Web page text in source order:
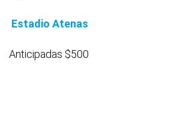
Estadio Atenas
Anticipadas $500